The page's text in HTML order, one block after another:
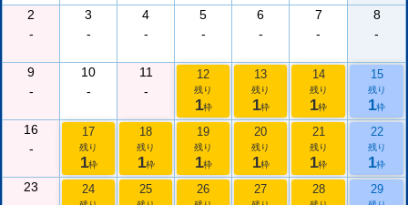
2
-
3
-
4
-
5
-
6
-
7
-
8
-
9
-
10
-
11
-
12
残り
1枠
13
残り
1枠
14
残り
1枠
15
残り
1枠
16
-
17
残り
1枠
18
残り
1枠
19
残り
1枠
20
残り
1枠
21
残り
1枠
22
残り
1枠
23
24 25 26 27 28 29